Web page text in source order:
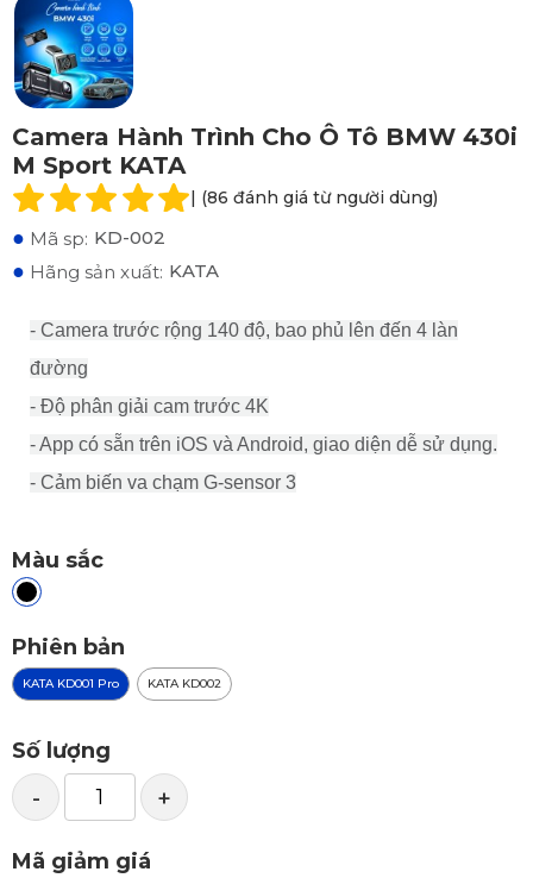
Camera Hành Trình Cho Ô Tô BMW 430i
M Sport KATA
| (86 đánh giá từ người dùng)
● Mã sp: KD-002
● Hãng sản xuất: KATA
- Camera trước rộng 140 độ, bao phủ lên đến 4 làn
đường
- Độ phân giải cam trước 4K
- App có sẵn trên iOS và Android, giao diện dễ sử dụng.
- Cảm biến va chạm G-sensor 3
Màu sắc
Phiên bản
KATA KD001 Pro KATA KD002
Số lượng
- +
Mã giảm giá